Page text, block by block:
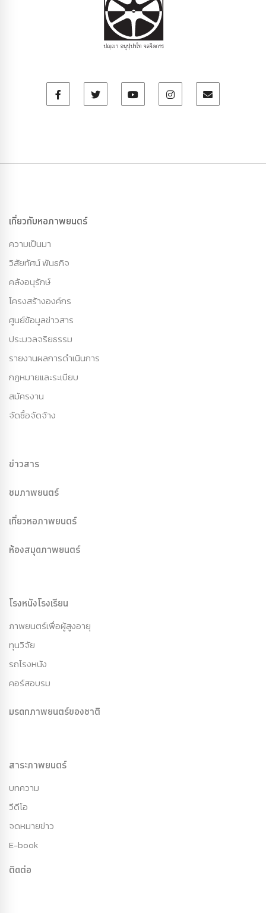
เกี่ยวกับหอภาพยนตร์
ความเป็นมา
วิสัยทัศน์ พันธกิจ
คลังอนุรักษ์
โครงสร้างองค์กร
ศูนย์ข้อมูลข่าวสาร
ประมวลจริยธรรม
รายงานผลการดำเนินการ
กฏหมายและระเบียบ
สมัครงาน
จัดซื้อจัดจ้าง
ข่าวสาร
ชมภาพยนตร์
เที่ยวหอภาพยนตร์
ห้องสมุดภาพยนตร์
โรงหนังโรงเรียน
ภาพยนตร์เพื่อผู้สูงอายุ
ทุนวิจัย
รถโรงหนัง
คอร์สอบรม
มรดกภาพยนตร์ของชาติ
สาระภาพยนตร์
บทความ
วีดีโอ
จดหมายข่าว
E-book
ติดต่อ